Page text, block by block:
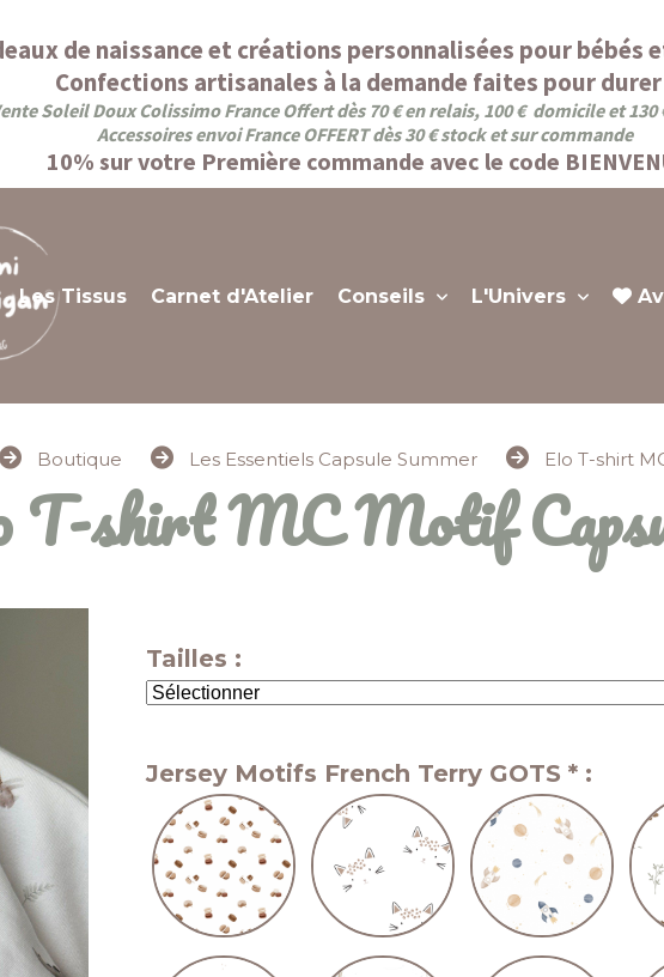
de naissance et créations personnalisées pour bébés
Confections artisanales à la demande faites pour
Soleil Doux Colissimo France Offert dès 70 € en relais, 100 € domicile et 130
Accessoires envoi France OFFERT dès 30 € stock et sur commande
10% sur votre Première commande avec le code
Les Tissus Carnet d'Atelier Conseils L'Univers
Boutique Les Essentiels Capsule Summer Elo T-shirt
T-shirt MC Motif
Tailles :
Jersey Motifs French Terry GOTS* :